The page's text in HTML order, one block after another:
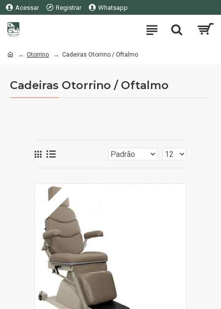
Acessar Registrar Whatsapp
Otorrino Cadeiras Otorrino / Oftalmo
Cadeiras Otorrino / Oftalmo
SOB ORÇAMENTO